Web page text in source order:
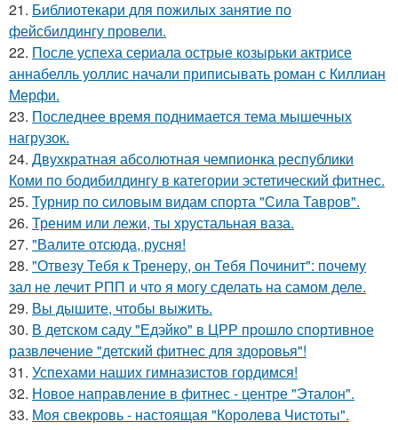
21. Библиотекари для пожилых занятие по
фейсбилдингу провели.
22. После успеха сериала острые козырьки актрисе
аннабелль уоллис начали приписывать роман с Киллиан
Мерфи.
23. Последнее время поднимается тема мышечных
нагрузок.
24. Двухкратная абсолютная чемпионка республики
Коми по бодибилдингу в категории эстетический фитнес.
25. Турнир по силовым видам спорта "Сила Тавров".
26. Треним или лежи, ты хрустальная ваза.
27. "Валите отсюда, русня!
28. "Отвезу Тебя к Тренеру, он Тебя Починит": почему
зал не лечит РПП и что я могу сделать на самом деле.
29. Вы дышите, чтобы выжить.
30. В детском саду "Едэйко" в ЦРР прошло спортивное
развлечение "детский фитнес для здоровья"!
31. Успехами наших гимназистов гордимся!
32. Новое направление в фитнес - центре "Эталон".
33. Моя свекровь - настоящая "Королева Чистоты".